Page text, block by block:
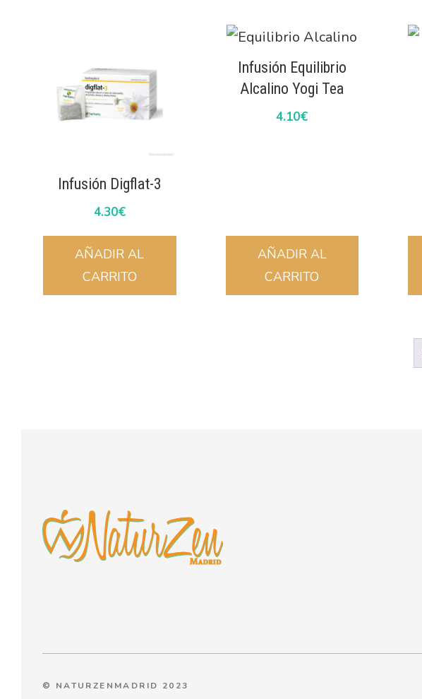
Infusión Digflat-3
4.30€
AÑADIR AL
CARRITO
Infusión Equilibrio
Alcalino Yogi Tea
4.10€
AÑADIR AL
CARRITO
© NATURZENMADRID 2023